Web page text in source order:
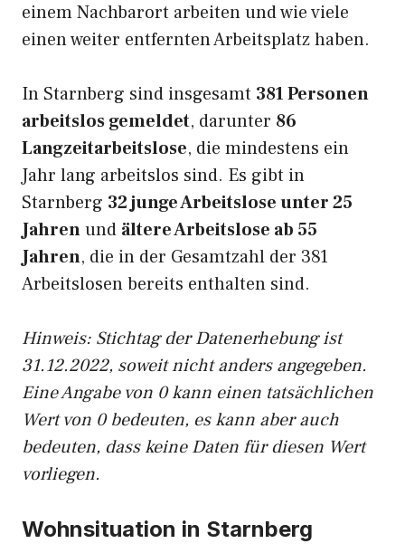
einem Nachbarort arbeiten und wie viele
einen weiter entfernten Arbeitsplatz haben.
In Starnberg sind insgesamt 381 Personen
arbeitslos gemeldet, darunter 86
Langzeitarbeitslose, die mindestens ein
Jahr lang arbeitslos sind. Es gibt in
Starnberg 32 junge Arbeitslose unter 25
Jahrenund ältere Arbeitslose ab 55
Jahren, die in der Gesamtzahl der 381
Arbeitslosen bereits enthalten sind.
Hinweis: Stichtag der Datenerhebung ist
31.12.2022, soweit nicht anders angegeben.
Eine Angabe von 0 kann einen tatsächlichen
Wert von 0 bedeuten, es kann aber auch
bedeuten, dass keine Daten für diesen Wert
vorliegen.
Wohnsituation in Starnberg